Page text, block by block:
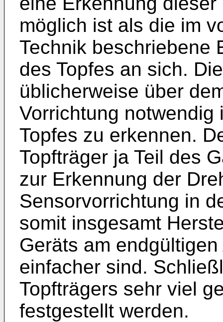
möglich ist als die im
Technik beschriebene
des Topfes an sich.
üblicherweise über
Vorrichtung
Topfes zu erkennen.
Topfträger ja Teil des
zur Erkennung der
Sensorvorrichtung in
somit insgesamt
Geräts am
einfacher sind.
Topfträgers sehr viel
festgestellt werden.